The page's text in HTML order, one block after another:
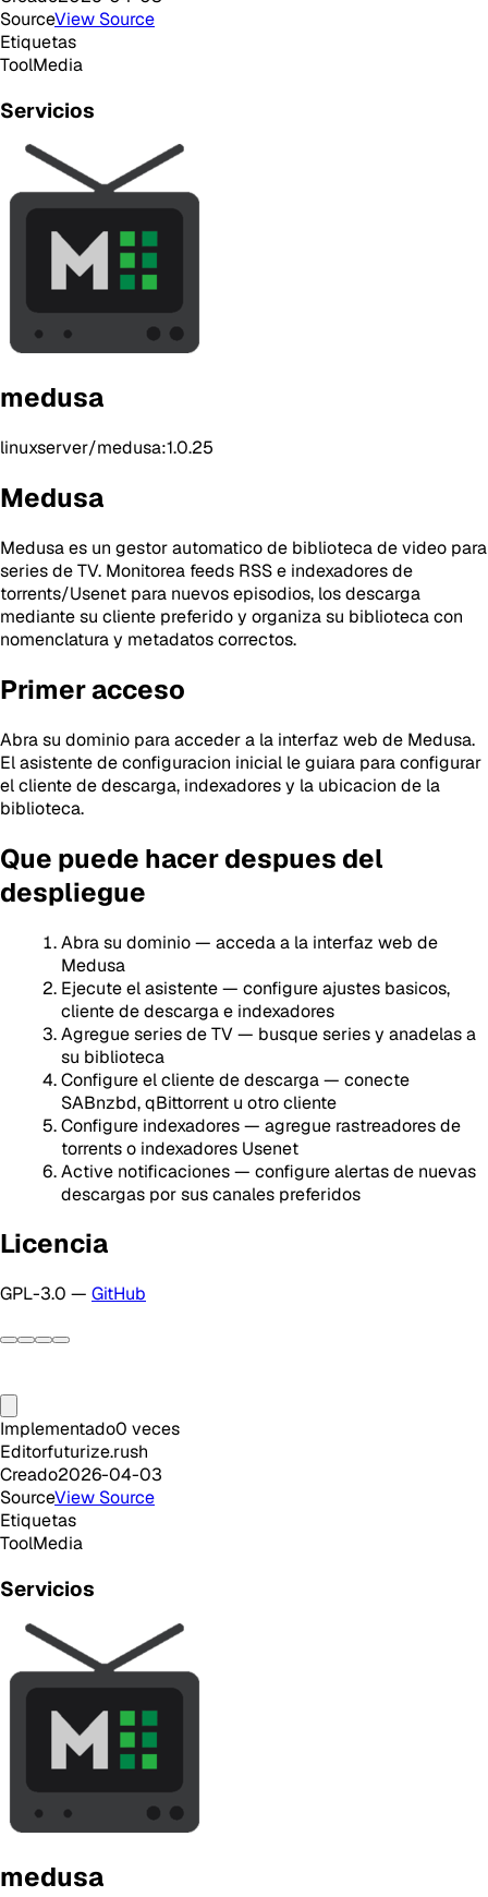
SourceView Source
Etiquetas
ToolMedia
Servicios
medusa
linuxserver/medusa:1.0.25
Medusa
Medusa es un gestor automatico de biblioteca de video para
series de TV. Monitorea feeds RSS e indexadores de
torrents/Usenet para nuevos episodios, los descarga
mediante su cliente preferido y organiza su biblioteca con
nomenclatura y metadatos correctos.
Primer acceso
Abra su dominio para acceder a la interfaz web de Medusa.
El asistente de configuracion inicial le guiara para configurar
el cliente de descarga, indexadores y la ubicacion de la
biblioteca.
Que puede hacer despues del
despliegue
Abra su dominio — acceda a la interfaz web de
Medusa
Ejecute el asistente — configure ajustes basicos,
cliente de descarga e indexadores
Agregue series de TV — busque series y anadelas a
su biblioteca
Configure el cliente de descarga — conecte
SABnzbd, qBittorrent u otro cliente
Configure indexadores — agregue rastreadores de
torrents o indexadores Usenet
Active notificaciones — configure alertas de nuevas
descargas por sus canales preferidos
Licencia
GPL-3.0 — GitHub
Implementado0 veces
Editorfuturize.rush
Creado2026-04-03
SourceView Source
Etiquetas
ToolMedia
Servicios
medusa